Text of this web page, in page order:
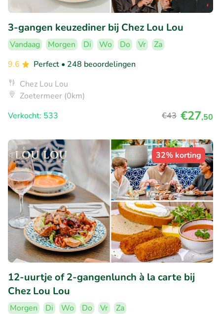
3-gangen keuzediner bij Chez Lou Lou
Vandaag Morgen Di Wo Do Vr
Za
9.6
Perfect • 248 beoordelingen
Chez Lou Lou
Zoetermeer (0km)
Verkocht: 533
€43 €27,50
32% korting
12-uurtje of 2-gangenlunch à la carte bij
Chez Lou Lou
Morgen Di Wo Do Vr
Za